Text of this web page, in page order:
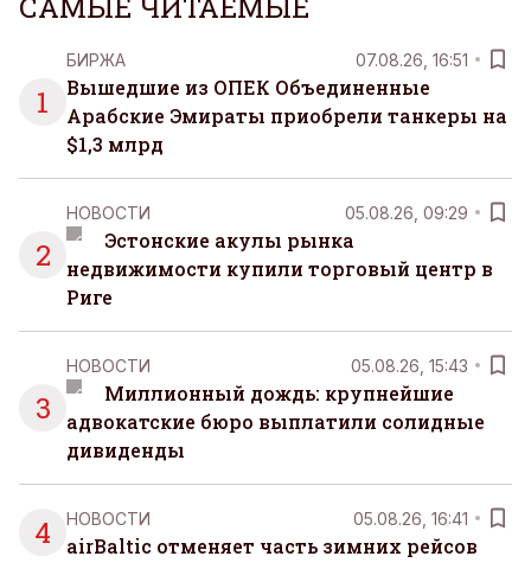
1
БИРЖА 07.08.26, 16:51
Вышедшие из ОПЕК Объединенные
Арабские Эмираты приобрели танкеры на
$1,3 млрд
2
НОВОСТИ 05.08.26, 09:29
Эстонские акулы рынка
недвижимости купили торговый центр в
Риге
3
НОВОСТИ 05.08.26, 15:43
Миллионный дождь: крупнейшие
адвокатские бюро выплатили солидные
дивиденды
4 НОВОСТИ 05.08.26, 16:41
airBaltic отменяет часть зимних рейсов